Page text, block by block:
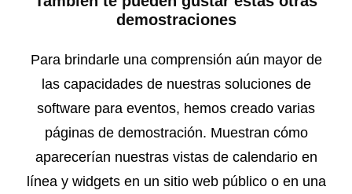
demostraciones
Para brindarle una comprensión aún mayor de
las capacidades de nuestras soluciones de
software para eventos, hemos creado varias
páginas de demostración. Muestran cómo
aparecerían nuestras vistas de calendario en
línea y widgets en un sitio web público o en una